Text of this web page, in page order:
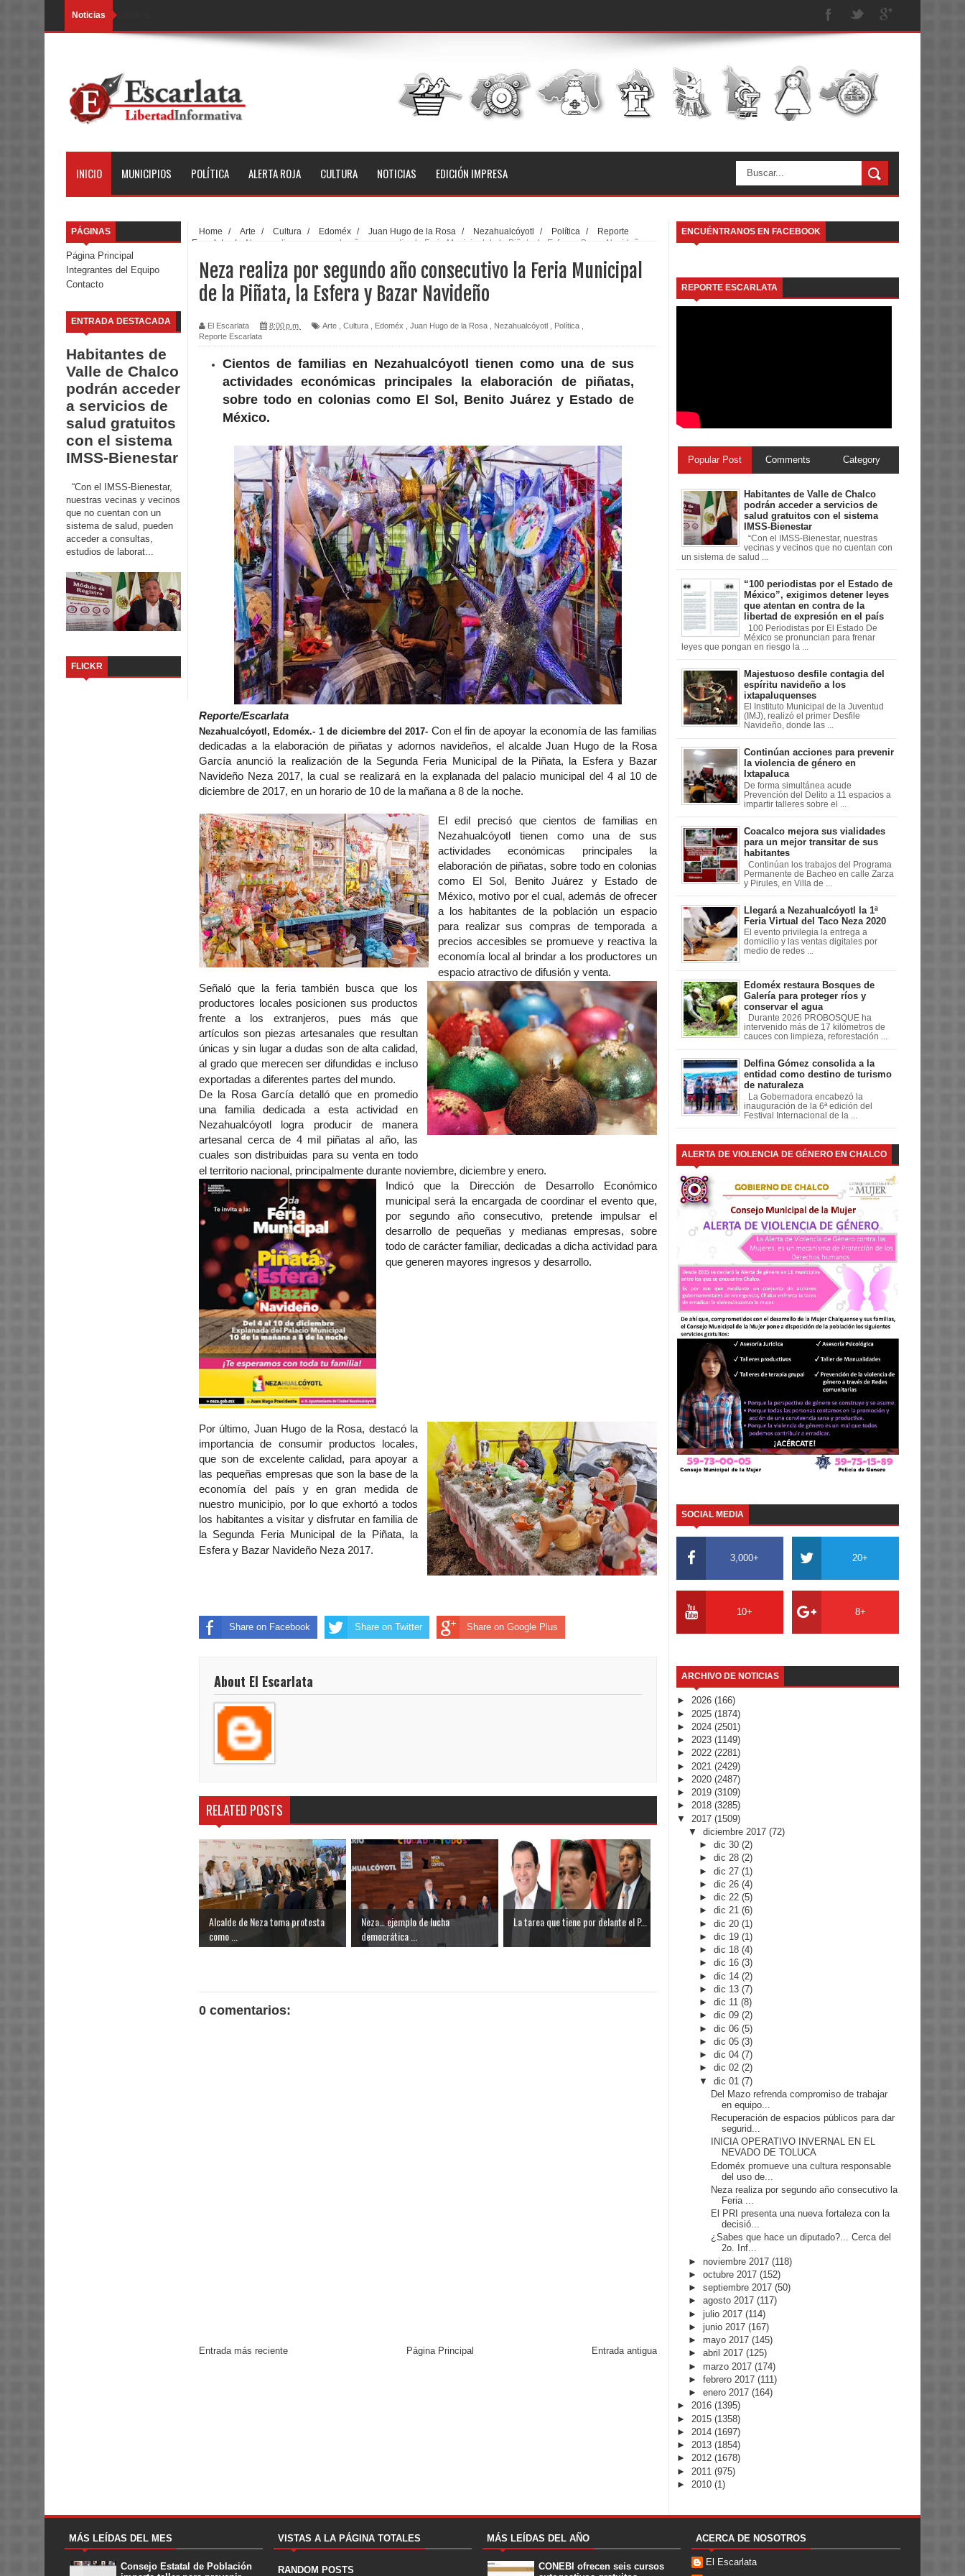
Noticias
INICIO MUNICIPIOS POLÍTICA ALERTA ROJA CULTURA NOTICIAS EDICIÓN IMPRESA
PÁGINAS
Página Principal
Integrantes del Equipo
Contacto
ENTRADA DESTACADA
Habitantes de
Valle de Chalco
podrán acceder
a servicios de
salud gratuitos
con el sistema
IMSS-Bienestar
“Con el IMSS-Bienestar,
nuestras vecinas y vecinos
que no cuentan con un
sistema de salud, pueden
acceder a consultas,
estudios de laborat...
FLICKR
Home / Arte / Cultura / Edoméx / Juan Hugo de la Rosa / Nezahualcóyotl / Política /
Reporte
Escarlata
/ Neza realiza por segundo año consecutivo la Feria Municipal de la Piñata, la Esfera y Bazar Navideño
Neza realiza por segundo año consecutivo la Feria Municipal
de la Piñata, la Esfera y Bazar Navideño
El Escarlata 8:00 p.m. Arte Cultura Edoméx Juan Hugo de la Rosa Nezahualcóyotl Política
Reporte Escarlata
Cientos de familias en Nezahualcóyotl tienen como una de sus
actividades económicas principales la elaboración de piñatas,
sobre todo en colonias como El Sol, Benito Juárez y Estado de
México.
Reporte/Escarlata
Nezahualcóyotl, Edoméx.- 1 de diciembre del 2017- Con el fin de apoyar la economía de las familias
dedicadas a la elaboración de piñatas y adornos navideños, el alcalde Juan Hugo de la Rosa
García anunció la realización de la Segunda Feria Municipal de la Piñata, la Esfera y Bazar
Navideño Neza 2017, la cual se realizará en la explanada del palacio municipal del 4 al 10 de
diciembre de 2017, en un horario de 10 de la mañana a 8 de la noche.
El edil precisó que cientos de familias en
Nezahualcóyotl tienen como una de sus
actividades económicas principales la
elaboración de piñatas, sobre todo en colonias
como El Sol, Benito Juárez y Estado de
México, motivo por el cual, además de ofrecer
a los habitantes de la población un espacio
para realizar sus compras de temporada a
precios accesibles se promueve y reactiva la
economía local al brindar a los productores un
espacio atractivo de difusión y venta.
Señaló que la feria también busca que los
productores locales posicionen sus productos
frente a los extranjeros, pues más que
artículos son piezas artesanales que resultan
únicas y sin lugar a dudas son de alta calidad,
al grado que merecen ser difundidas e incluso
exportadas a diferentes partes del mundo.
De la Rosa García detalló que en promedio
una familia dedicada a esta actividad en
Nezahualcóyotl logra producir de manera
artesanal cerca de 4 mil piñatas al año, las
cuales son distribuidas para su venta en todo
el territorio nacional, principalmente durante noviembre, diciembre y enero.
Indicó que la Dirección de Desarrollo Económico
municipal será la encargada de coordinar el evento que,
por segundo año consecutivo, pretende impulsar el
desarrollo de pequeñas y medianas empresas, sobre
todo de carácter familiar, dedicadas a dicha actividad para
que generen mayores ingresos y desarrollo.
Por último, Juan Hugo de la Rosa, destacó la
importancia de consumir productos locales,
que son de excelente calidad, para apoyar a
las pequeñas empresas que son la base de la
economía del país y en gran medida de
nuestro municipio, por lo que exhortó a todos
los habitantes a visitar y disfrutar en familia de
la Segunda Feria Municipal de la Piñata, la
Esfera y Bazar Navideño Neza 2017.
Share on Facebook Share on Twitter Share on Google Plus
About El Escarlata
RELATED POSTS
Alcalde de Neza toma protesta
como ...
Neza… ejemplo de lucha
democrática ...
La tarea que tiene por delante el P...
0 comentarios:
Entrada más reciente Entrada antigua
Página Principal
ENCUÉNTRANOS EN FACEBOOK
REPORTE ESCARLATA
Popular Post Comments Category
Habitantes de Valle de Chalco
podrán acceder a servicios de
salud gratuitos con el sistema
IMSS-Bienestar
“Con el IMSS-Bienestar, nuestras
vecinas y vecinos que no cuentan con
un sistema de salud ...
“100 periodistas por el Estado de
México”, exigimos detener leyes
que atentan en contra de la
libertad de expresión en el país
100 Periodistas por El Estado De
México se pronuncian para frenar
leyes que pongan en riesgo la ...
Majestuoso desfile contagia del
espíritu navideño a los
ixtapaluquenses
El Instituto Municipal de la Juventud
(IMJ), realizó el primer Desfile
Navideño, donde las ...
Continúan acciones para prevenir
la violencia de género en
Ixtapaluca
De forma simultánea acude
Prevención del Delito a 11 espacios a
impartir talleres sobre el ...
Coacalco mejora sus vialidades
para un mejor transitar de sus
habitantes
Continúan los trabajos del Programa
Permanente de Bacheo en calle Zarza
y Pirules, en Villa de ...
Llegará a Nezahualcóyotl la 1ª
Feria Virtual del Taco Neza 2020
El evento privilegia la entrega a
domicilio y las ventas digitales por
medio de redes ...
Edoméx restaura Bosques de
Galería para proteger ríos y
conservar el agua
Durante 2026 PROBOSQUE ha
intervenido más de 17 kilómetros de
cauces con limpieza, reforestación ...
Delfina Gómez consolida a la
entidad como destino de turismo
de naturaleza
La Gobernadora encabezó la
inauguración de la 6ª edición del
Festival Internacional de la ...
ALERTA DE VIOLENCIA DE GÉNERO EN CHALCO
SOCIAL MEDIA
3,000+ 20+
10+ 8+
ARCHIVO DE NOTICIAS
► 2026 (166)
► 2025 (1874)
► 2024 (2501)
► 2023 (1149)
► 2022 (2281)
► 2021 (2429)
► 2020 (2487)
► 2019 (3109)
► 2018 (3285)
▼ 2017 (1509)
▼ diciembre 2017 (72)
►dic 30(2)
►dic 28(2)
►dic 27(1)
►dic 26(4)
►dic 22(5)
►dic 21(6)
►dic 20(1)
►dic 19(1)
►dic 18(4)
►dic 16(3)
►dic 14(2)
►dic 13(7)
►dic 11(8)
►dic 09(2)
►dic 06(5)
►dic 05(3)
►dic 04(7)
►dic 02(2)
▼dic 01(7)
Del Mazo refrenda compromiso de trabajar
en equipo...
Recuperación de espacios públicos para dar
segurid...
INICIA OPERATIVO INVERNAL EN EL
NEVADO DE TOLUCA
Edoméx promueve una cultura responsable
del uso de...
Neza realiza por segundo año consecutivo la
Feria ...
El PRI presenta una nueva fortaleza con la
decisió...
¿Sabes que hace un diputado?... Cerca del
2o. Inf...
► noviembre 2017 (118)
► octubre 2017 (152)
► septiembre 2017 (50)
► agosto 2017 (117)
► julio 2017 (114)
► junio 2017 (167)
► mayo 2017 (145)
► abril 2017 (125)
► marzo 2017 (174)
► febrero 2017 (111)
► enero 2017 (164)
► 2016 (1395)
► 2015 (1358)
► 2014 (1697)
► 2013 (1854)
► 2012 (1678)
► 2011 (975)
► 2010 (1)
MÁS LEÍDAS DEL MES
Consejo Estatal de Población
VISTAS A LA PÁGINA TOTALES
RANDOM POSTS
MÁS LEÍDAS DEL AÑO
CONEBI ofrecen seis cursos
ACERCA DE NOSOTROS
El Escarlata